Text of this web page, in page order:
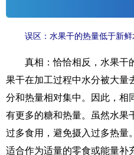
误区：水果干的热量低于新
真相：恰恰相反，水果干
果干在加工过程中水分被大量
分和热量相对集中。因此，相
有更多的糖和热量。虽然水果
过多食用，避免摄入过多热量
适合作为适量的零食或能量补